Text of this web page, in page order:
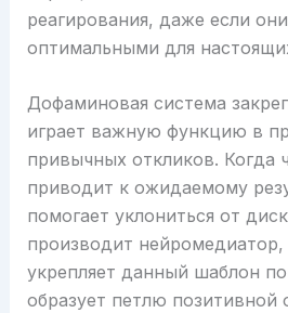
реагирования, даже если
оптимальными для
Дофаминовая система
играет важную функцию в
привычных откликов. Когда
приводит к ожидаемому
помогает уклониться от
производит
укрепляет данный шаблон
образует петлю позитивной